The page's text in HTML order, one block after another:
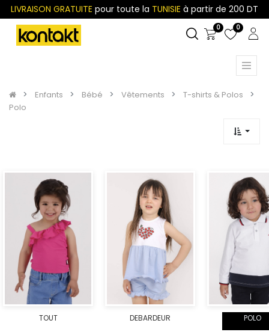
LIVRAISON GRATUITE pour toute la TUNISIE à partir de 200 DT
0 0
Enfants Bébé Vêtements
T-shirts & Polos
Polo
TOUT DEBARDEUR POLO